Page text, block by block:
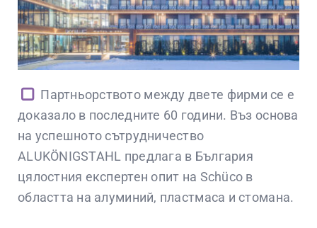
Партньорството между двете фирми се е
доказало в последните 60 години. Въз основа
на успешното сътрудничество
ALUKÖNIGSTAHL предлага в България
цялостния експертен опит на Schüco в
областта на алуминий, пластмаса и стомана.